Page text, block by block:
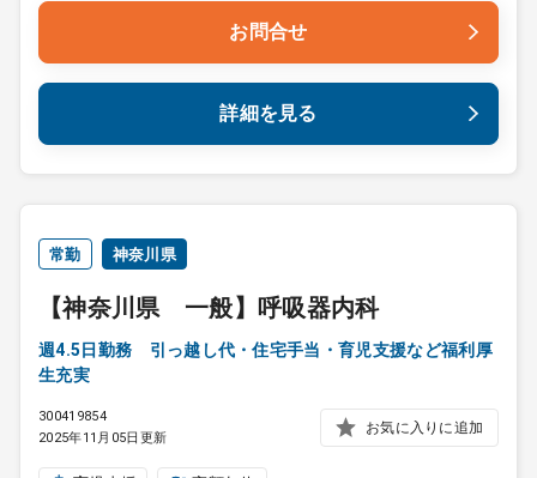
お問合せ
詳細を見る
常勤 神奈川県
【神奈川県 一般】呼吸器内科
週4.5日勤務 引っ越し代・住宅手当・育児支援など福利厚
生充実
300419854
2025年11月05日更新
お気に入りに追加